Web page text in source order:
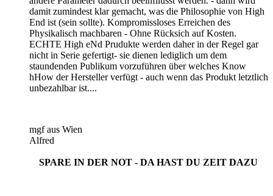
damit zumindest klar gemacht, was die Philosophie von High
End ist (sein sollte). Kompromissloses Erreichen des
Physikalisch machbaren - Ohne Rücksich auf Kosten.
ECHTE High eNd Prudukte werden daher in der Regel gar
nicht in Serie gefertigt- sie dienen lediglich um dem
staundenden Publikum vorzuführen über welches Know
hHow der Hersteller verfügt - auch wenn das Produkt letztlich
unbezahlbar ist....
mgf aus Wien
Alfred
SPARE IN DER NOT - DA HAST DU ZEIT DAZU